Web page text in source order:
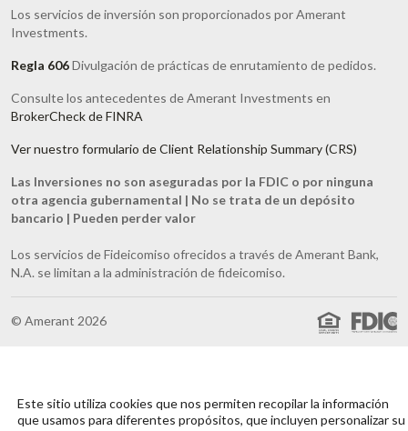
Los servicios de inversión son proporcionados por Amerant
Investments.
Regla 606Divulgación de prácticas de enrutamiento de pedidos.
Consulte los antecedentes de Amerant Investments en
BrokerCheck de FINRA
Ver nuestro formulario de Client Relationship Summary (CRS)
Las Inversiones no son aseguradas por la FDIC o por ninguna
otra agencia gubernamental | No se trata de un depósito
bancario | Pueden perder valor
Los servicios de Fideicomiso ofrecidos a través de Amerant Bank,
N.A. se limitan a la administración de fideicomiso.
© Amerant 2026
Este sitio utiliza cookies que nos permiten recopilar la información
que usamos para diferentes propósitos, que incluyen personalizar su